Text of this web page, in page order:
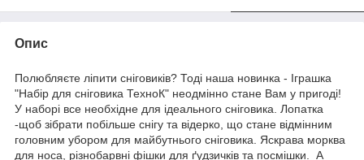
Опис
Полюбляєте ліпити сніговиків? Тоді наша новинка - Іграшка
"Набір для сніговика ТехноК" неодмінно стане Вам у пригоді!
У наборі все необхідне для ідеального сніговика. Лопатка
-щоб зібрати побільше снігу та відерко, що стане відмінним
головним убором для майбутнього сніговика. Яскрава морква
для носа, різнобарвні фішки для ґудзичків та посмішки. А